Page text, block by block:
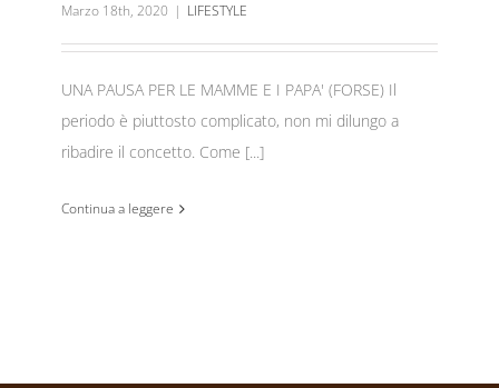
Marzo 18th, 2020 | LIFESTYLE
UNA PAUSA PER LE MAMME E I PAPA' (FORSE) Il
periodo è piuttosto complicato, non mi dilungo a
ribadire il concetto. Come [...]
Continua a leggere